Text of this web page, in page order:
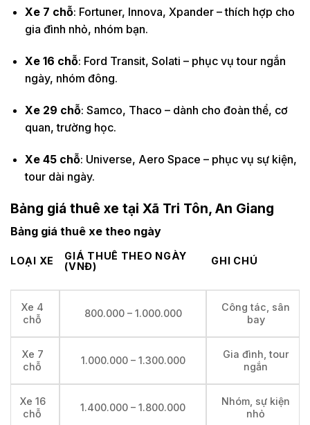
Xe 7 chỗ: Fortuner, Innova, Xpander – thích hợp cho
gia đình nhỏ, nhóm bạn.
Xe 16 chỗ: Ford Transit, Solati – phục vụ tour ngắn
ngày, nhóm đông.
Xe 29 chỗ: Samco, Thaco – dành cho đoàn thể, cơ
quan, trường học.
Xe 45 chỗ: Universe, Aero Space – phục vụ sự kiện,
tour dài ngày.
Bảng giá thuê xe tại Xã Tri Tôn, An Giang
Bảng giá thuê xe theo ngày
LOẠI XE
GIÁ THUÊ THEO NGÀY
(VNĐ)
GHI CHÚ
Xe 4
chỗ
800.000 – 1.000.000
Công tác, sân
bay
Xe 7
chỗ
1.000.000 – 1.300.000
Gia đình, tour
ngắn
Xe 16
chỗ
1.400.000 – 1.800.000
Nhóm, sự kiện
nhỏ